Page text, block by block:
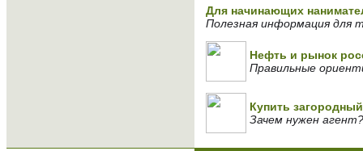
Для начинающих
Полезная информация для
Нефть и рынок
Правильные
Купить
Зачем нужен агент?